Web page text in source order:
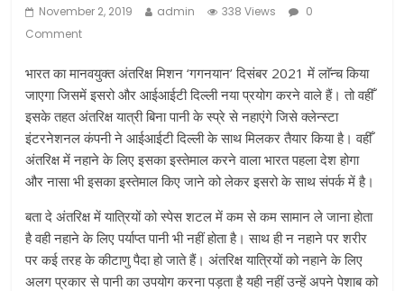
November 2, 2019 admin 338 Views
0
Comment
भारत का मानवयुक्त अंतरिक्ष मिशन ‘गगनयान’ दिसंबर 2021 में लाॅन्च किया
जाएगा जिसमें इसरो और आईआईटी दिल्ली नया प्रयोग करने वाले हैं। तो वहीँ
इसके तहत अंतरिक्ष यात्री बिना पानी के स्प्रे से नहाएंगे जिसे क्लेन्स्टा
इंटरनेशनल कंपनी ने आईआईटी दिल्ली के साथ मिलकर तैयार किया है। वहीँ
अंतरिक्ष में नहाने के लिए इसका इस्तेमाल करने वाला भारत पहला देश होगा
और नासा भी इसका इस्तेमाल किए जाने को लेकर इसरो के साथ संपर्क में है।
बता दे अंतरिक्ष में यात्रियों को स्पेस शटल में कम से कम सामान ले जाना हाेता
है वही नहाने के लिए पर्याप्त पानी भी नहीं होता है। साथ ही न नहाने पर शरीर
पर कई तरह के कीटाणु पैदा हो जाते हैं। अंतरिक्ष यात्रियों को नहाने के लिए
अलग प्रकार से पानी का उपयोग करना पड़ता है यही नहीं उन्हें अपने पेशाब को